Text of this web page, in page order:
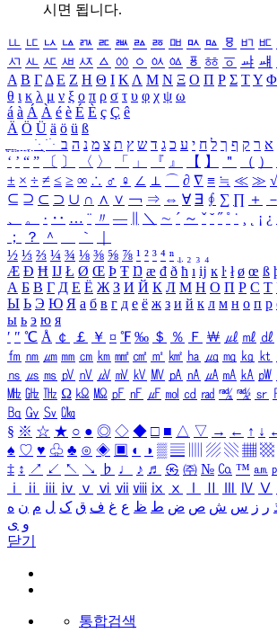
시면 됩니다.
ㅥ ㅦ ㅧ ㅨ ㅩ ㅪ ㅫ ㅬ ㅭ ㅮ ㅯ ㅰ ㅱ ㅲ ㅳ
ㅺ ㅻ ㅼ ㅽ ㅾ ㅿ ㆀ ㆁ ㆂ ㆃ ㆄ ㆅ ㆆ ㆇ ㆈ
Α Β ΓΔ Ε Ζ Η Θ Ι ΚΛ Μ Ν Ξ Ο Π Ρ Σ ΤΥ Φ
θ ι κ λ μ ν ξ ο π ρ σ τ υ φ χ ψ ω
á à Á À é è É È ç Ç ê
Ä Ö Ü ä ö ü ß
ִֶֹ ֻּ ׁׂ א ר ק ף ך ל ח י ע כ ג ד ש ץ ת צ מ נ ה ב
‘ ’ “ ” 〔 〕 〈 〉 「 」 『 』 【 】 ＂ （ ）
± × ÷ ≠ ≤ ≥ ∞ ∴ ♂ ♀ ∠ ⊥ ⌒ ∂ ∇ ≡ ≒ ≪ ≫ √
⊆ ⊇ ⊂ ⊃ ∪ ∩ ∧ ∨ ￢ ⇒ ⇔ ∀ ∃ ∮ ∑ ∏ ＋ －
、
。 · ‥ … ¨ 〃 ― ＼ ∼ ´ ～ ˇ ˘ ˝ ˚ ˙ ¸ ¡ ¿
；
？ ＾ ｀
½ ⅓ ⅔ ¼ ¾ ⅛ ⅜ ⅝ ⅞ ¹ ² ³ ⁴ ⁿ ₁ ₂ ₃ ₄
Æ Ð Ħ Ĳ Ł Ø Œ Þ Ŧ Ŋ æ đ ð ħ ı ĳ ĸ ŀ ł ø œ ß
А Б В Г Д Е Ё Ж З И Й К Л М Н О П Р С Т
Ы Ь Э Ю Я а б в г д е ё ж з и й к л м н о п р
ы ь э ю я
′ ″ ℃ Å ￠ ￡ ￥ ¤ ℉ ‰ ＄ ％ Ｆ ￦ ㎕ ㎖ ㎗
㎙ ㎚ ㎛ ㎜ ㎝ ㎞ ㎟ ㎠ ㎡ ㎢ ㏊ ㎍ ㎎ ㎏ ㏏
㎱ ㎲ ㎳ ㎴ ㎵ ㎶ ㎷ ㎸ ㎹ ㎀ ㎁ ㎂ ㎃ ㎄ ㎺
㎒ ㎓ ㎔ Ω ㏀ ㏁ ㎊ ㎋ ㎌ ㏖ ㏅ ㎭ ㎮ ㎯ ㏛
㏃ ㏉ ㏜ ㏆
§ ※ ☆ ★ ○ ● ◎ ◇ ◆ □ ■ △ ▽ → ← ↑ ↓
♠ ♡ ♥ ♧ ♣ ⊙ ◈ ▣ ◐ ◑ ▒ ▤ ▨ ▧ ▦ ▩
‡ ↕ ↗ ↙ ↖ ↘ ♭ ♩ ♪ ♬ ㉿ ㈜ № ㏇ ™ ㏂
ⅰ
ⅱ ⅲ ⅳ ⅴ ⅵ ⅶ ⅷ ⅸ ⅹ Ⅳ Ⅴ
ر ز س ش ص ض ط ظ ع غ ف ق ک ل م ن ه
و ی
닫기
통합검색